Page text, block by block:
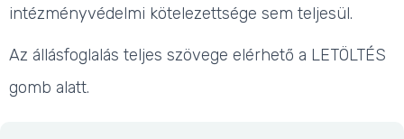
intézményvédelmi kötelezettsége sem teljesül.
Az állásfoglalás teljes szövege elérhető a LETÖLTÉS
gomb alatt.